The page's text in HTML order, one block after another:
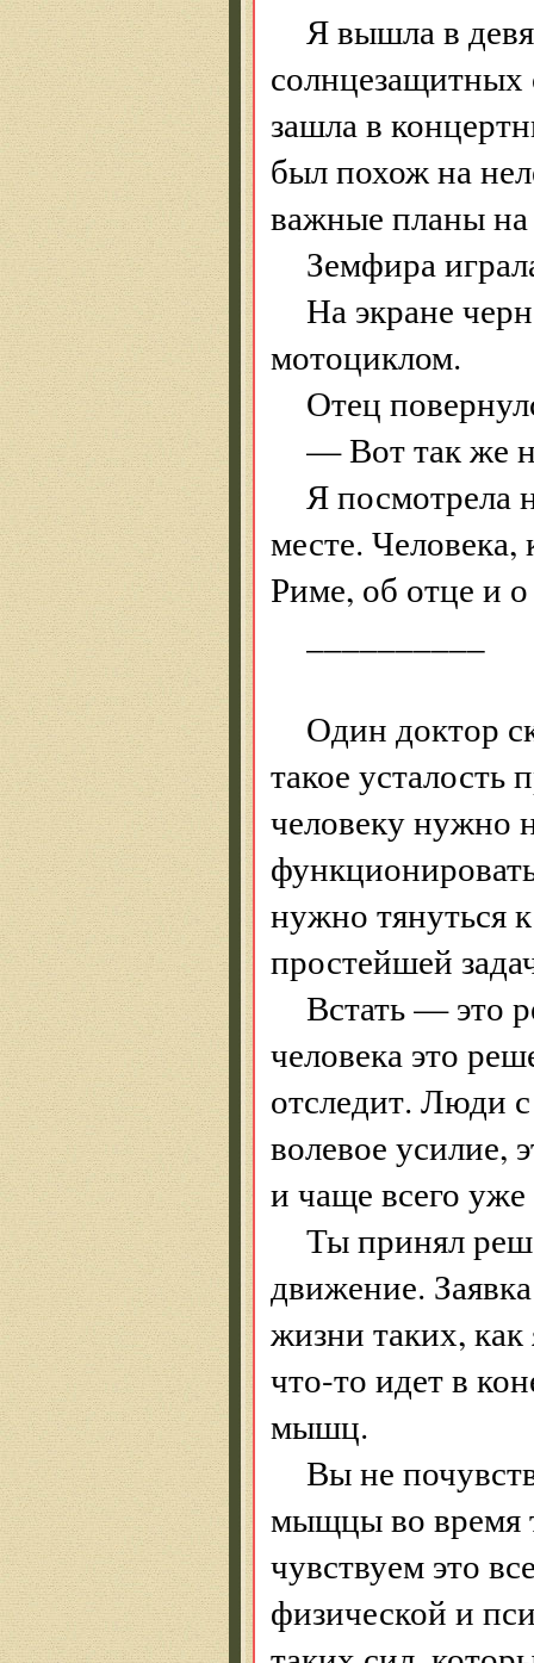
Я вышла в
зашла в
был похож на
важные планы
Земфира
На экране
мотоциклом.
Отец
— Вот так же
Я посмотрела
месте.
Риме, об отце и
Один доктор
такое
человеку нужно
нужно тянуться
простейшей
Встать — это
человека это
отследит. Люди
волевое усилие,
и чаще всего уже
Ты принял
движение.
жизни таких,
что-то идет в
мышц.
Вы не
мыщцы во время
чувствуем это
физической и